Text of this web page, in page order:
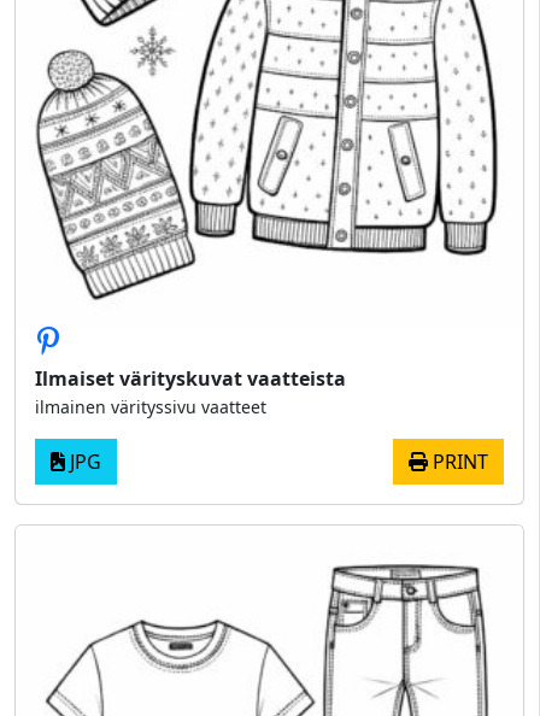
Ilmaiset värityskuvat vaatteista
ilmainen värityssivu vaatteet
JPG PRINT